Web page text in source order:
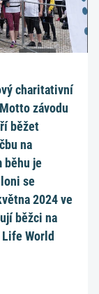
charitativní
závodu
běžet
na
běhu je
se
2024 ve
běžci na
World